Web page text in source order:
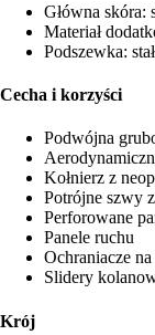
Główna skóra:
Materiał
Podszewka:
Cecha i korzyści
Podwójna
Kołnierz z
Potrójne szwy
Perforowane
Panele ruchu
Ochraniacze
Slidery
Krój